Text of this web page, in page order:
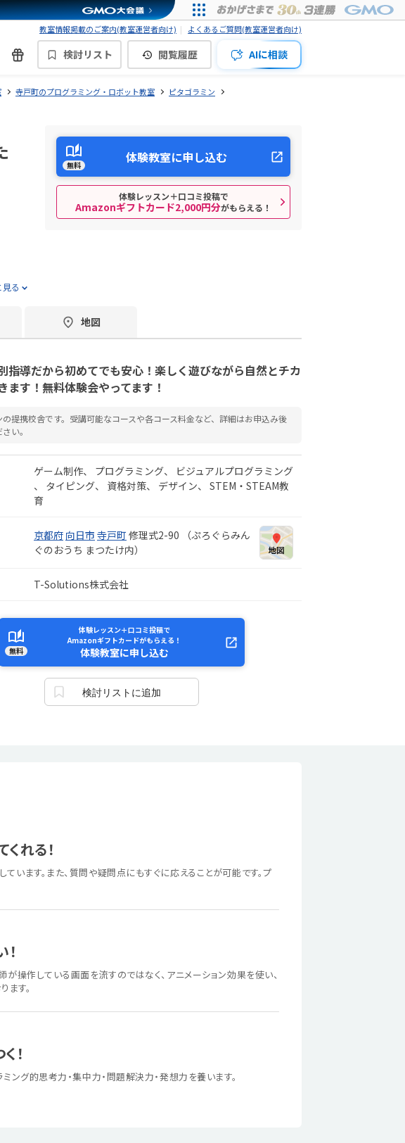
教室情報掲載のご案内(教室運営者向け) よくあるご質問(教室運営者向け)
検討リスト 閲覧履歴 AIに相談
寺戸町のプログラミング・ロボット教室
ピタゴラミン
る
無料 体験教室に申し込む
体験レッスン＋口コミ投稿で
Amazonギフトカード2,000円分がもらえる！
地図
指導だから初めてでも安心！楽しく遊びながら自然とチカ
ます！無料体験会やってます！
の提携校舎です。受講可能なコースや各コース料金など、詳細はお申込み後
い。
ゲーム制作 プログラミング
ビジュアルプログラミング
タイピング
資格対策 デザイン
STEM・STEAM教
育
京都府 向日市 寺戸町 修理式2-90 （ぷろぐらみん
ぐのおうち まつたけ内）
T-Solutions株式会社
無料
体験レッスン＋口コミ投稿で
Amazonギフトカードがもらえる！
体験教室に申し込む
検討リストに追加
れる！
ます。また、質問や疑問点にもすぐに応えることが可能です。プ
操作している画面を流すのではなく、アニメーション効果を使い、
ます。
！
ング的思考力・集中力・問題解決力・発想力を養います。